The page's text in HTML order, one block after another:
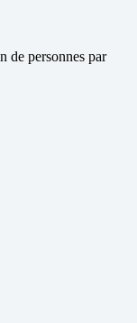
de personnes par